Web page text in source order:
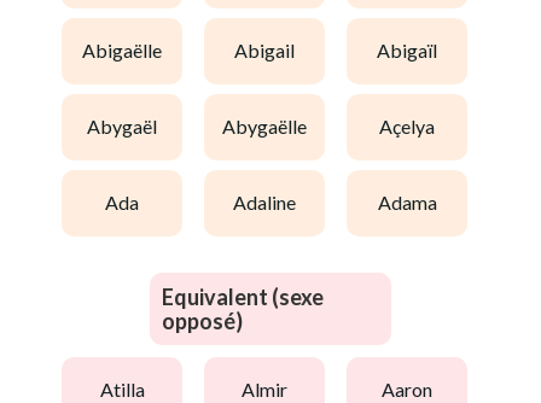
abigaëlle abigail abigaïl
abygaël abygaëlle açelya
ada adaline adama
Equivalent (sexe
opposé)
atilla almir aaron